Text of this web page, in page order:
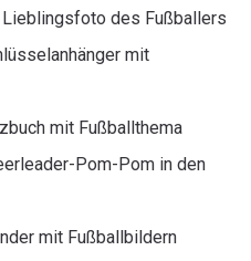
Lieblingsfoto des Fußballers
mit
mit Fußballthema
Pom-Pom in den
mit Fußballbildern